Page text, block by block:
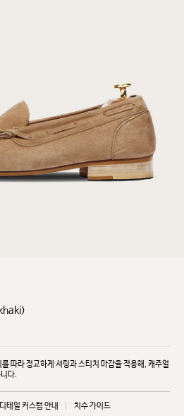
따라 정교하게 셔링과 스티치 마감을 적용해, 캐주얼
다.
디테일 커스텀 안내 치수 가이드